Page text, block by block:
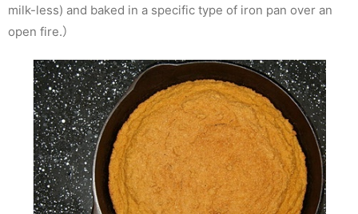
milk-less) and baked in a specific type of iron pan over an
open fire.）